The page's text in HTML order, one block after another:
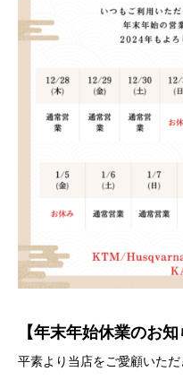
【年末年始休業のお知
平素より当店をご愛顧いただ